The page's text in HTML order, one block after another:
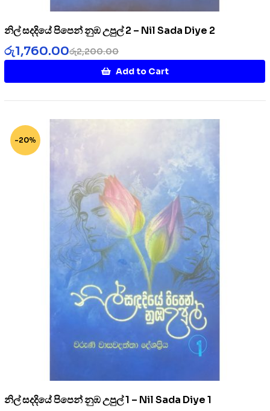
නිල් සදදියේ පිපෙන් නුඹ උපුල් 2 – Nil Sada Diye 2
රු2,200.00
රු1,760.00
Add to Cart
-20%
නිල් සදදියේ පිපෙන් නුඹ උපුල් 1 – Nil Sada Diye 1